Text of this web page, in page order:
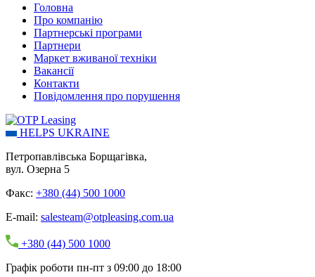
Головна
Про компанію
Партнерські програми
Партнери
Маркет вживаної техніки
Вакансії
Контакти
Повідомлення про порушення
HELPS UKRAINE
Петропавлівська Борщагівка,
вул. Озерна 5
Факс: +380 (44) 500 1000
E-mail: salesteam@otpleasing.com.ua
+380 (44) 500 1000
Графік роботи пн-пт з 09:00 до 18:00